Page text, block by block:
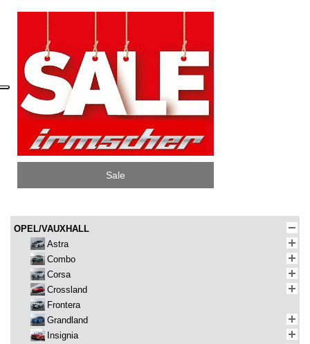
Sale
OPEL/VAUXHALL
Astra
Combo
Corsa
Crossland
Frontera
Grandland
Insignia